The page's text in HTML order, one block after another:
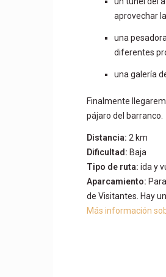
aprovechar
una
diferentes
una galería
Finalmente
pájaro del barranco.
Distancia: 2 km
Dificultad: Baja
Tipo de ruta: ida y
Aparcamiento:
de Visitantes. Hay
Más información